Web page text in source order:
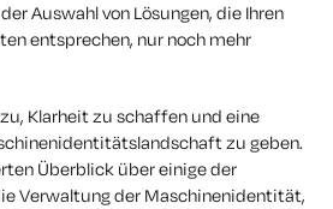
Auswahl von Lösungen, die Ihren
entsprechen, nur noch mehr
Klarheit zu schaffen und eine
zu geben.
Überblick über einige der
Verwaltung der Maschinenidentität,